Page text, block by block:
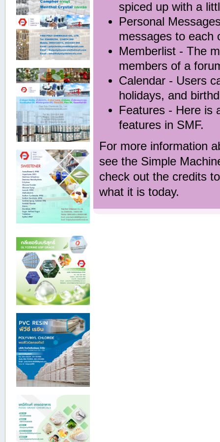
spiced up with a
Personal
messages to each
Memberlist - The
members of a
Calendar - Users
holidays, and
Features - Here is
features in SMF.
For more information
see the Simple
check out the credits
what it is today.